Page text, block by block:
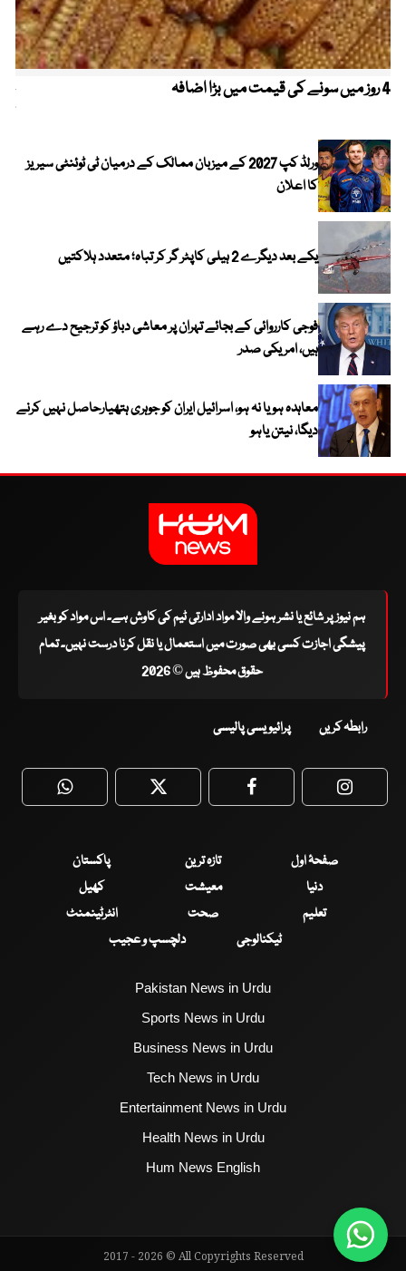
4 روز میں سونے کی قیمت میں بڑا اضافہ
ورلڈ کپ 2027 کے میزبان ممالک کے درمیان ٹی ٹوئنٹی سیریز
کا اعلان
یکے بعد دیگرے 2 ہیلی کاپٹر گر کر تباہ؛ متعدد ہلاکتیں
فوجی کارروائی کے بجائے تہران پر معاشی دباؤ کو ترجیح دے رہے
ہیں، امریکی صدر
معاہدہ ہو یا نہ ہو، اسرائیل ایران کو جوہری ہتھیارحاصل نہیں کرنے
دیگا، نیتن یاہو
ہم نیوز پر شائع یا نشر ہونے والا مواد ادارتی ٹیم کی کاوش ہے۔ اس مواد کو بغیر
پیشگی اجازت کسی بھی صورت میں استعمال یا نقل کرنا درست نہیں۔ تمام
حقوق محفوظ ہیں © 2026
رابطہ کریں پرائیویسی پالیسی
WhatsApp Twitter Facebook
صفحۂ اول تازہ ترین
پاکستان
دنیا
معیشت
کھیل
تعلیم
صحت
انٹرٹینمنٹ
ٹیکنالوجی
دلچسپ و عجیب
Pakistan News in Urdu
Sports News in Urdu
Business News in Urdu
Tech News in Urdu
Entertainment News in Urdu
Health News in Urdu
Hum News English
2017 - 2026 © All Copyrights Reserved